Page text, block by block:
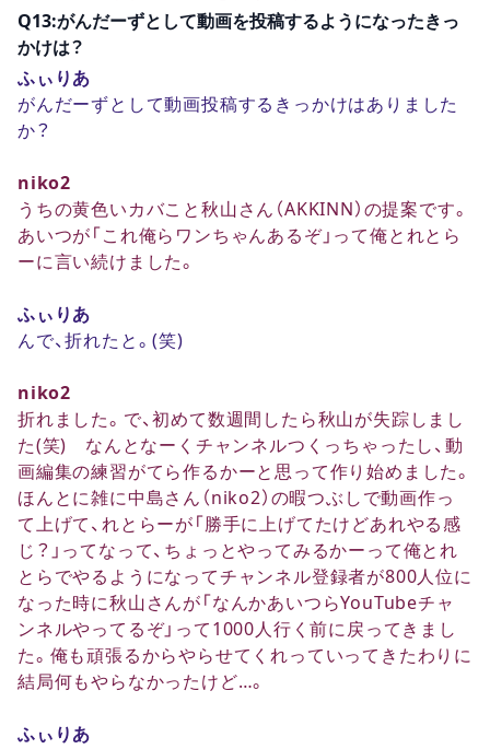
Q13:がんだーずとして動画を投稿するようになったきっ
かけは？
ふぃりあ
がんだーずとして動画投稿するきっかけはありました
か？
niko2
うちの黄色いカバこと秋山さん（AKKINN）の提案です。
あいつが「これ俺らワンちゃんあるぞ」って俺とれとら
ーに言い続けました。
ふぃりあ
んで、折れたと。(笑)
niko2
折れました。で、初めて数週間したら秋山が失踪しまし
た(笑) なんとなーくチャンネルつくっちゃったし、動
画編集の練習がてら作るかーと思って作り始めました。
ほんとに雑に中島さん（niko2）の暇つぶしで動画作っ
て上げて、れとらーが「勝手に上げてたけどあれやる感
じ？」ってなって、ちょっとやってみるかーって俺とれ
とらでやるようになってチャンネル登録者が800人位に
なった時に秋山さんが「なんかあいつらYouTubeチャ
ンネルやってるぞ」って1000人行く前に戻ってきまし
た。俺も頑張るからやらせてくれっていってきたわりに
結局何もやらなかったけど…。
ふぃりあ